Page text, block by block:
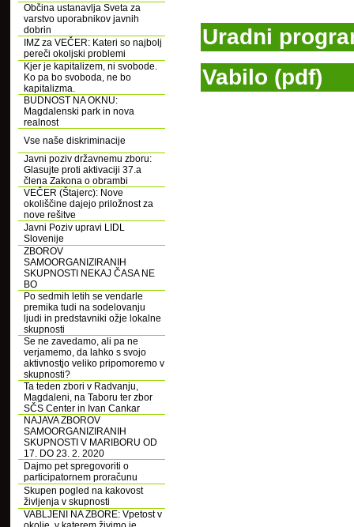
Občina ustanavlja Sveta za
varstvo uporabnikov javnih
dobrin
IMZ za VEČER: Kateri so najbolj
pereči okoljski problemi
Kjer je kapitalizem, ni svobode.
Ko pa bo svoboda, ne bo
kapitalizma.
BUDNOST NA OKNU:
Magdalenski park in nova
realnost
Vse naše diskriminacije
Javni poziv državnemu zboru:
Glasujte proti aktivaciji 37.a
člena Zakona o obrambi
VEČER (Štajerc): Nove
okoliščine dajejo priložnost za
nove rešitve
Javni Poziv upravi LIDL
Slovenije
ZBOROV
SAMOORGANIZIRANIH
SKUPNOSTI NEKAJ ČASA NE
BO
Po sedmih letih se vendarle
premika tudi na sodelovanju
ljudi in predstavniki ožje lokalne
skupnosti
Se ne zavedamo, ali pa ne
verjamemo, da lahko s svojo
aktivnostjo veliko pripomoremo v
skupnosti?
Ta teden zbori v Radvanju,
Magdaleni, na Taboru ter zbor
SČS Center in Ivan Cankar
NAJAVA ZBOROV
SAMOORGANIZIRANIH
SKUPNOSTI V MARIBORU OD
17. DO 23. 2. 2020
Dajmo pet spregovoriti o
participatornem proračunu
Skupen pogled na kakovost
življenja v skupnosti
VABLJENI NA ZBORE: Vpetost v
Uradni
Vabilo (pdf)